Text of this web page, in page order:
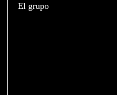
El grupo